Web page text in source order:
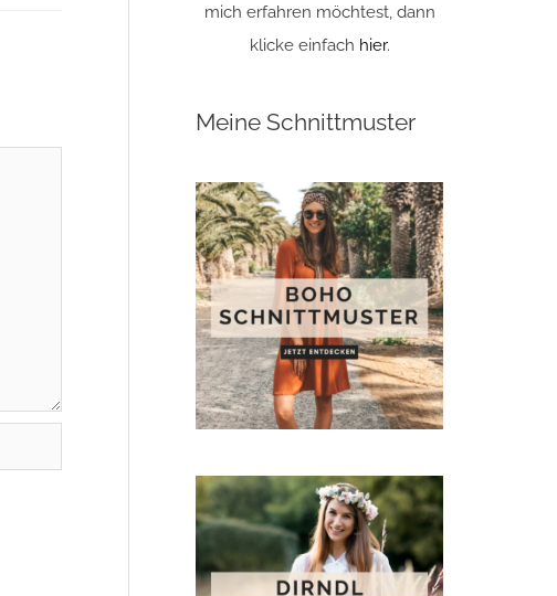
mich erfahren möchtest, dann
klicke einfach hier.
Meine Schnittmuster